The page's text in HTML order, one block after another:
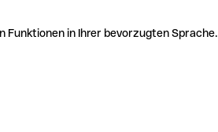
Funktionen in Ihrer bevorzugten Sprache.